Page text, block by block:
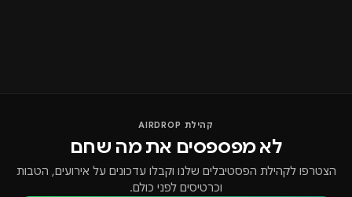
קהילת AIRDROP
לא מפספסים את מה שחם
הצטרפו לקהילת הפסטיבלים שלנו וקבלו עדכונים על אירועים, הטבות
וכרטיסים לפני כולם.